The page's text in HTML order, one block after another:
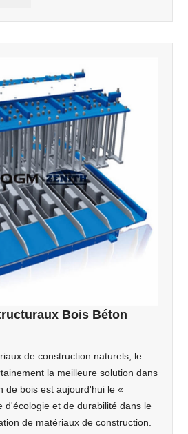
Bois Béton
de construction naturels, le
la meilleure solution dans
de bois est aujourd'hui le «
d'écologie et de durabilité dans le
de matériaux de construction.